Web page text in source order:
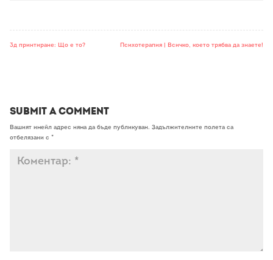
3д принтиране: Що е то? Психотерапия | Всичко, което трябва да знаете!
Submit a Comment
Вашият имейл адрес няма да бъде публикуван. Задължителните полета са
отбелязани с *